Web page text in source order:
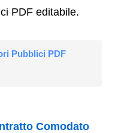
PDF editabile.
Pubblici PDF
Comodato